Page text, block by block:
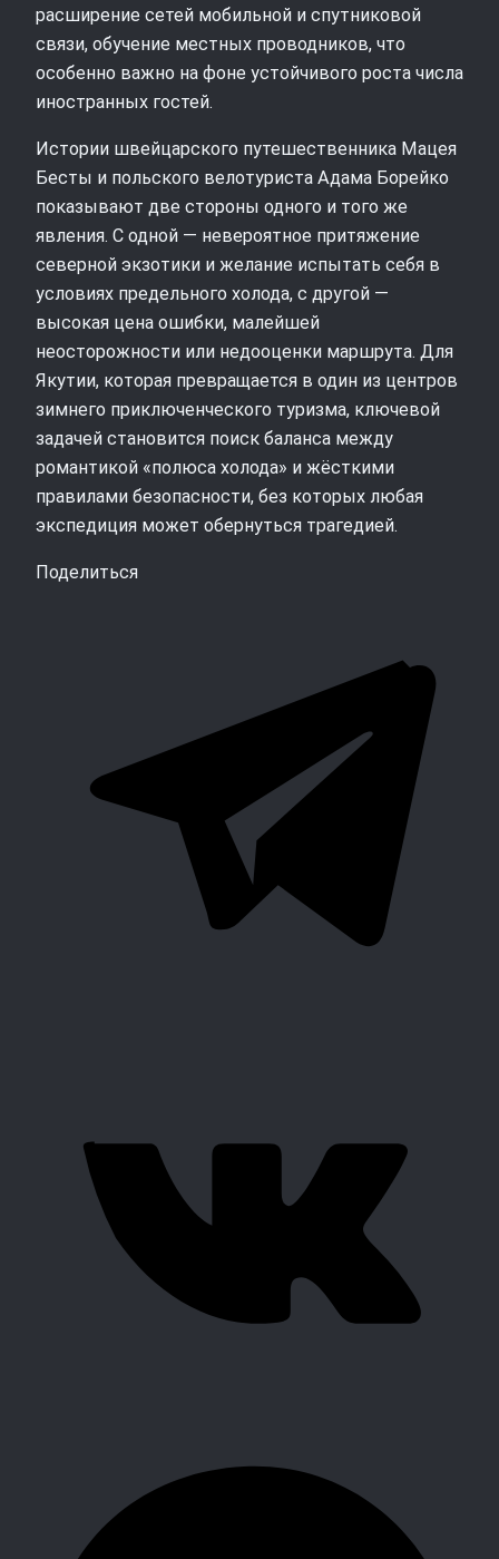
расширение сетей мобильной и спутниковой
связи, обучение местных проводников, что
особенно важно на фоне устойчивого роста числа
иностранных гостей.
Истории швейцарского путешественника Мацея
Бесты и польского велотуриста Адама Борейко
показывают две стороны одного и того же
явления. С одной — невероятное притяжение
северной экзотики и желание испытать себя в
условиях предельного холода, с другой —
высокая цена ошибки, малейшей
неосторожности или недооценки маршрута. Для
Якутии, которая превращается в один из центров
зимнего приключенческого туризма, ключевой
задачей становится поиск баланса между
романтикой «полюса холода» и жёсткими
правилами безопасности, без которых любая
экспедиция может обернуться трагедией.
Поделиться